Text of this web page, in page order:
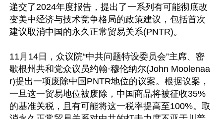
递交了2024年度报告，提出了一系列有可能彻底改
变美中经济与技术竞争格局的政策建议，包括首次
建议取消中国的永久正常贸易关系(PNTR)。
11月14日，众议院“中共问题特设委员会”主席、密
歇根州共和党众议员约翰·穆伦纳尔(John Moolenaa
r)提出一项废除中国PNTR地位的议案。根据议案，
一旦这一贸易地位被废除，中国商品将被征收35%
的基准关税，且有可能将这一税率提高至100%。取